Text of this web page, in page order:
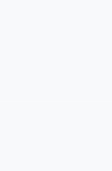
карусели
слайд карусели